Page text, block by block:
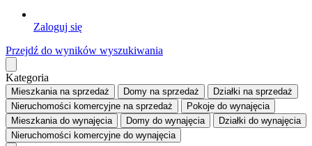
Zaloguj się
Przejdź do wyników wyszukiwania
Kategoria
Mieszkaniana sprzedaż Domy na sprzedaż Działki na sprzedaż
Nieruchomości komercyjne na sprzedaż Pokoje do wynajęcia
Mieszkaniado wynajęcia Domy do wynajęcia Działki do wynajęcia
Nieruchomości komercyjne do wynajęcia